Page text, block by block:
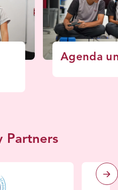
Agenda
Partners